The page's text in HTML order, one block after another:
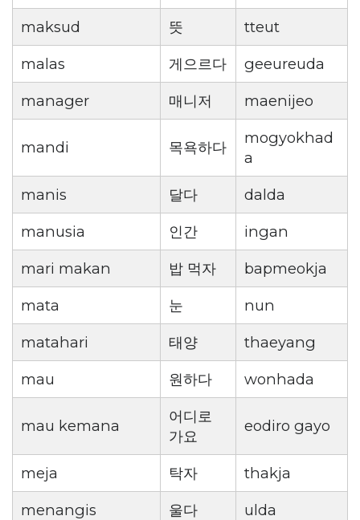
maksud
뜻
tteut
malas
게으르다
geeureuda
manager
매니저 maenijeo
mandi 목욕하다
mogyokhad
a
manis
달다
dalda
manusia
인간
ingan
mari makan
밥 먹자
bapmeokja
mata
눈
nun
matahari
태양
thaeyang
mau
원하다 wonhada
mau kemana
어디로
가요
eodiro gayo
meja 탁자
thakja
menangis
울다
ulda